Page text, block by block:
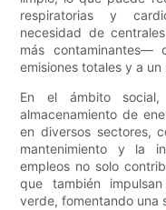
respiratorias y
necesidad de
más contaminantes—
emisiones totales y a
En el ámbito
almacenamiento de
en diversos sectores,
mantenimiento y la
empleos no solo
que también
verde, fomentando una